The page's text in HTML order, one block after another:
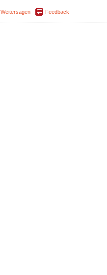
Weitersagen Feedback